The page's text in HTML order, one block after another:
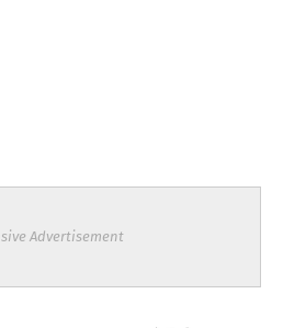
Advertisement